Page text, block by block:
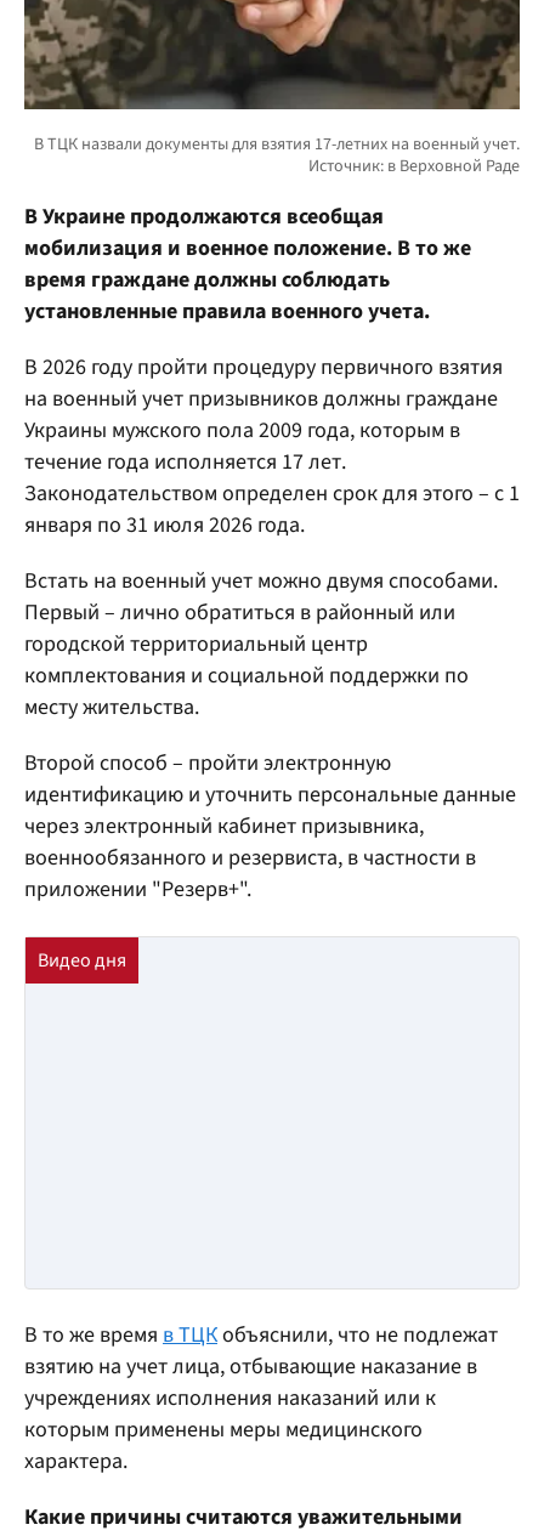
В Украине продолжаются всеобщая
мобилизация и военное положение. В то же
время граждане должны соблюдать
установленные правила военного учета.
В 2026 году пройти процедуру первичного взятия
на военный учет призывников должны граждане
Украины мужского пола 2009 года, которым в
течение года исполняется 17 лет.
Законодательством определен срок для этого – с 1
января по 31 июля 2026 года.
Встать на военный учет можно двумя способами.
Первый – лично обратиться в районный или
городской территориальный центр
комплектования и социальной поддержки по
месту жительства.
Второй способ – пройти электронную
идентификацию и уточнить персональные данные
через электронный кабинет призывника,
военнообязанного и резервиста, в частности в
приложении "Резерв+".
В то же время в ТЦКобъяснили, что не подлежат
взятию на учет лица, отбывающие наказание в
учреждениях исполнения наказаний или к
которым применены меры медицинского
характера.
Какие причины считаются уважительными